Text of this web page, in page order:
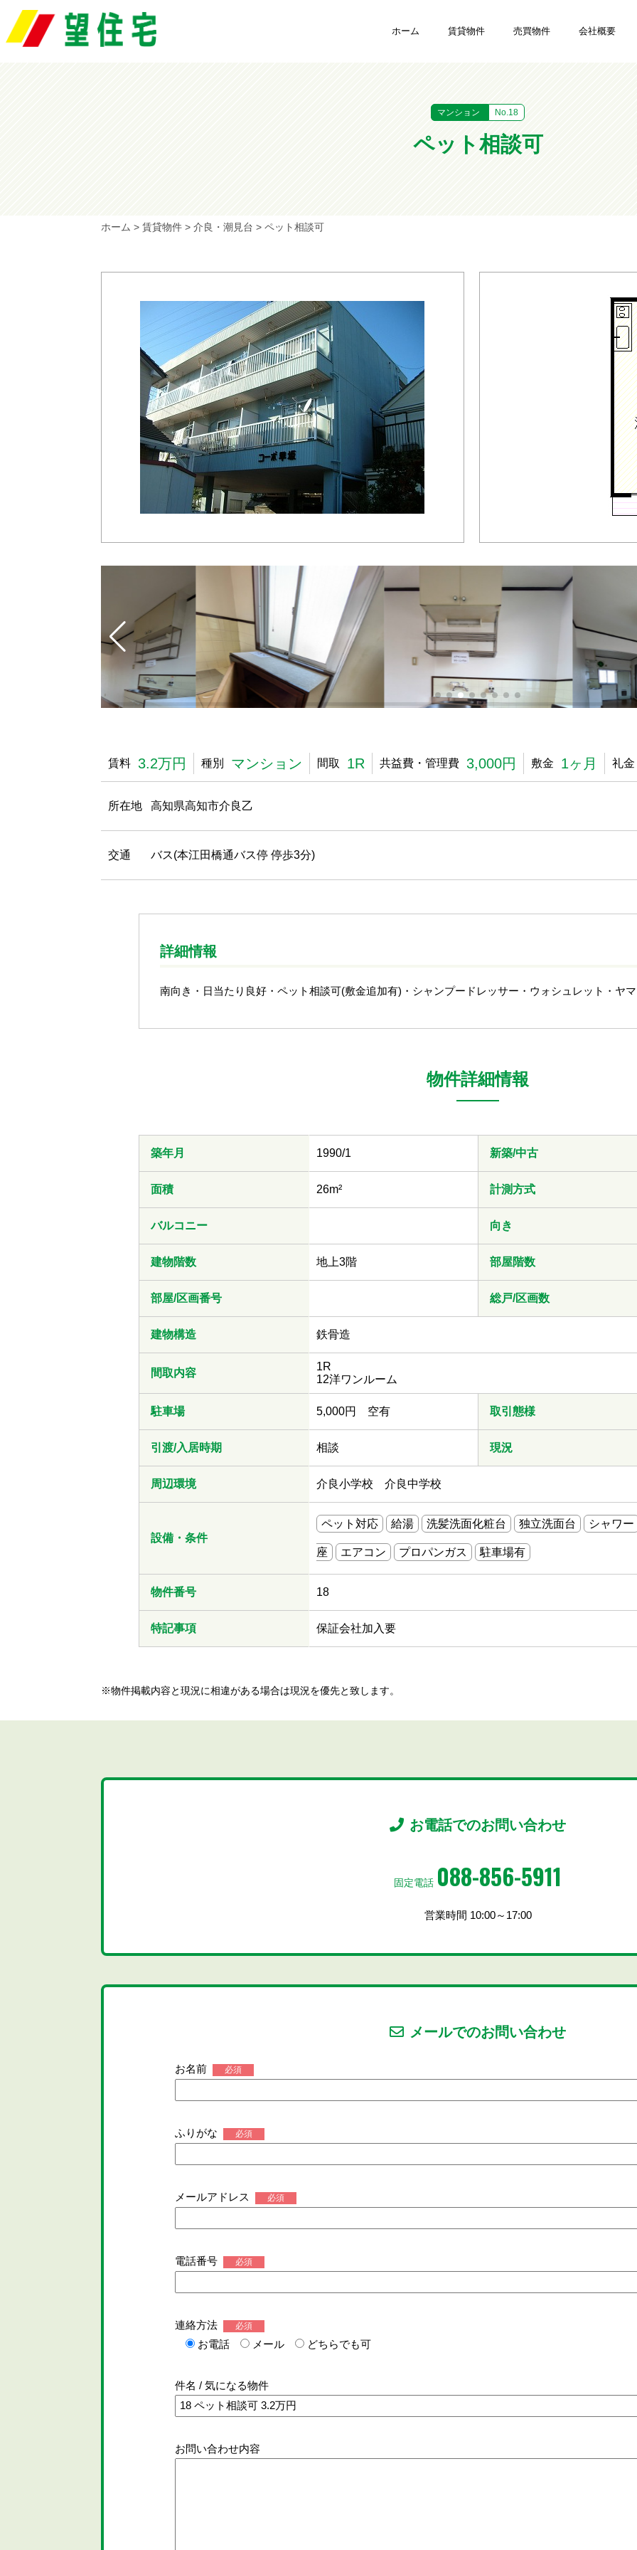
ホーム 賃貸物件 売買物件 会社概要
マンション No.18
ペット相談可
ホーム > 賃貸物件 > 介良・潮見台 > ペット相談可
賃料 3.2万円 種別 マンション 間取 1R 共益費・管理費 3,000円 敷金 1ヶ月 礼金
所在地 高知県高知市介良乙
交通 バス(本江田橋通バス停 停歩3分)
詳細情報
南向き・日当たり良好・ペット相談可(敷金追加有)・シャンプードレッサー・ウォシュレット・ヤ
物件詳細情報
築年月 1990/1 新築/中古
面積 26m² 計測方式
バルコニー 向き
建物階数 地上3階 部屋階数
部屋/区画番号 総戸/区画数
建物構造 鉄骨造
間取内容
1R
12洋ワンルーム
駐車場 5,000円 空有 取引態様
引渡/入居時期 相談 現況
周辺環境 介良小学校 介良中学校
設備・条件
ペット対応 給湯 洗髪洗面化粧台 独立洗面台 シャワー
座 エアコン プロパンガス 駐車場有
物件番号 18
特記事項 保証会社加入要
※物件掲載内容と現況に相違がある場合は現況を優先と致します。
お電話でのお問い合わせ
固定電話 088-856-5911
営業時間 10:00～17:00
メールでのお問い合わせ
お名前 必須
ふりがな 必須
メールアドレス 必須
電話番号 必須
連絡方法 必須
お電話 メール どちらでも可
件名 / 気になる物件
お問い合わせ内容